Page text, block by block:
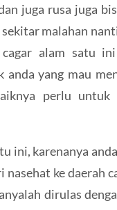
juga rusa juga
malahan
alam satu
anda yang mau
perlu untuk
ini, karenanya
ke daerah
dirulas